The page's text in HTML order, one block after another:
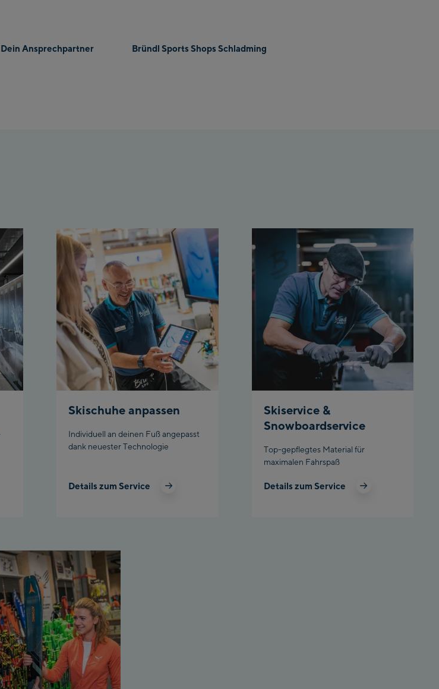
Dein Ansprechpartner Bründl Sports Shops Schladming
Skischuhe anpassen
Individuell an deinen Fuß angepasst
dank neuester Technologie
Details zum Service
Skiservice &
Snowboardservice
Top-gepflegtes Material für
maximalen Fahrspaß
Details zum Service